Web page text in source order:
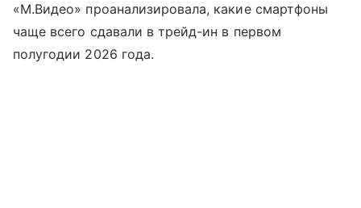
«М.Видео» проанализировала, какие смартфоны
чаще всего сдавали в трейд-ин в первом
полугодии 2026 года.